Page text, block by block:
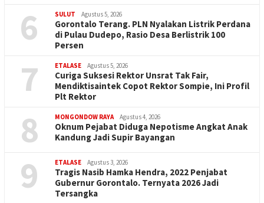
6 SULUT Agustus 5, 2026
Gorontalo Terang. PLN Nyalakan Listrik Perdana
di Pulau Dudepo, Rasio Desa Berlistrik 100
Persen
7 ETALASE Agustus 5, 2026
Curiga Suksesi Rektor Unsrat Tak Fair,
Mendiktisaintek Copot Rektor Sompie, Ini Profil
Plt Rektor
8 MONGONDOW RAYA Agustus 4, 2026
Oknum Pejabat Diduga Nepotisme Angkat Anak
Kandung Jadi Supir Bayangan
9 ETALASE Agustus 3, 2026
Tragis Nasib Hamka Hendra, 2022 Penjabat
Gubernur Gorontalo. Ternyata 2026 Jadi
Tersangka